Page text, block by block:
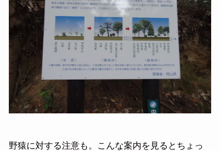
野猿に対する注意も。こんな案内を見るとちょっ